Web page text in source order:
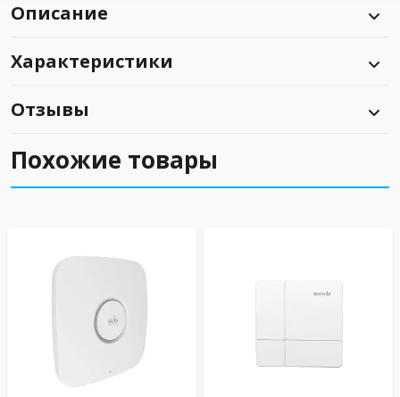
Описание
Характеристики
Отзывы
Похожие товары